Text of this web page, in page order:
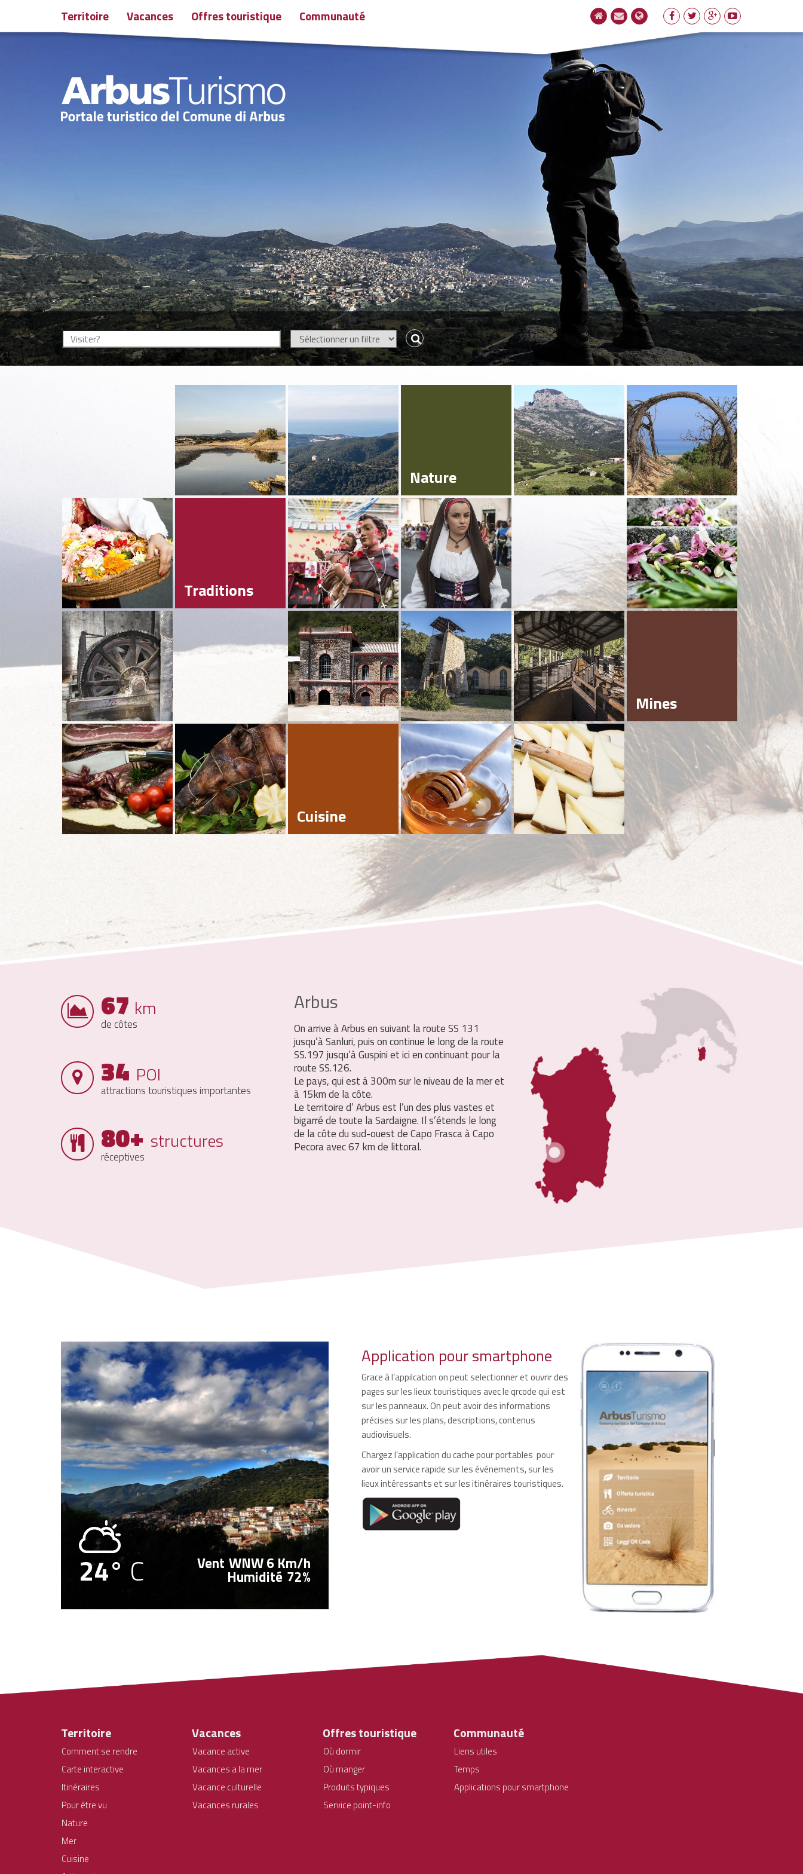
Territoire Vacances Offres touristique Communauté
Nature
Traditions
Mines
Cuisine
67 km
de côtes
34 POI
attractions touristiques importantes
80+ structures
réceptives
Arbus
On arrive à Arbus en suivant la route SS 131
jusqu’à Sanluri, puis on continue le long de la route
SS.197 jusqu’à Guspini et ici en continuant pour la
route SS.126.
Le pays, qui est à 300m sur le niveau de la mer et
à 15km de la côte.
Le territoire d’ Arbus est l’un des plus vastes et
bigarré de toute la Sardaigne. Il s’étends le long
de la côte du sud-ouest de Capo Frasca à Capo
Pecora avec 67 km de littoral.
24° C Vent WNW 6 Km/h
Humidité 72%
Application pour smartphone
Grace à l’appilcation on peut selectionner et ouvrir des
pages sur les lieux touristiques avec le qrcode qui est
sur les panneaux. On peut avoir des informations
précises sur les plans, descriptions, contenus
audiovisuels.
Chargez l’application du cache pour portables pour
avoir un service rapide sur les événements, sur les
lieux intéressants et sur les itinéraires touristiques.
Territoire
Comment se rendre
Carte interactive
Itinéraires
Pour être vu
Nature
Mer
Cuisine
Vacances
Vacance active
Vacances a la mer
Vacance culturelle
Vacances rurales
Offres touristique
Où dormir
Où manger
Produits typiques
Service point-info
Communauté
Liens utiles
Temps
Applications pour smartphone